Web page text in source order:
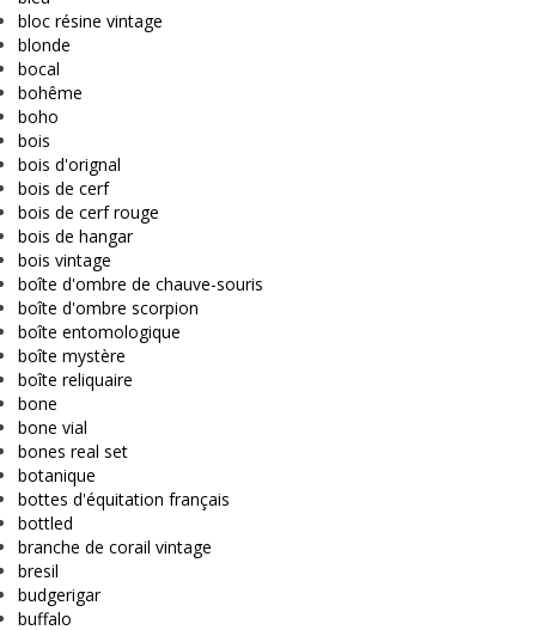
bloc résine vintage
blonde
bocal
bohême
boho
bois
bois d'orignal
bois de cerf
bois de cerf rouge
bois de hangar
bois vintage
boîte d'ombre de chauve-souris
boîte d'ombre scorpion
boîte entomologique
boîte mystère
boîte reliquaire
bone
bone vial
bones real set
botanique
bottes d'équitation français
bottled
branche de corail vintage
bresil
budgerigar
buffalo